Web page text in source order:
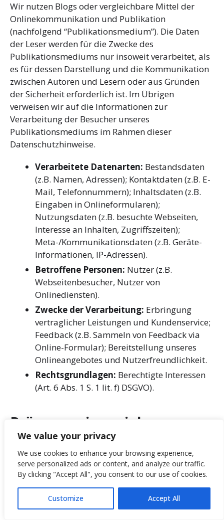
We value your privacy
We use cookies to enhance your browsing experience,
serve personalized ads or content, and analyze our traffic.
By clicking "Accept All", you consent to our use of cookies.
Customize Accept All
Wir nutzen Blogs oder vergleichbare Mittel der
Onlinekommunikation und Publikation
(nachfolgend “Publikationsmedium”). Die Daten
der Leser werden für die Zwecke des
Publikationsmediums nur insoweit verarbeitet, als
es für dessen Darstellung und die Kommunikation
zwischen Autoren und Lesern oder aus Gründen
der Sicherheit erforderlich ist. Im Übrigen
verweisen wir auf die Informationen zur
Verarbeitung der Besucher unseres
Publikationsmediums im Rahmen dieser
Datenschutzhinweise.
Verarbeitete Datenarten: Bestandsdaten
(z.B. Namen, Adressen); Kontaktdaten (z.B. E-
Mail, Telefonnummern); Inhaltsdaten (z.B.
Eingaben in Onlineformularen);
Nutzungsdaten (z.B. besuchte Webseiten,
Interesse an Inhalten, Zugriffszeiten);
Meta-/Kommunikationsdaten (z.B. Geräte-
Informationen, IP-Adressen).
Betroffene Personen: Nutzer (z.B.
Webseitenbesucher, Nutzer von
Onlinediensten).
Zwecke der Verarbeitung: Erbringung
vertraglicher Leistungen und Kundenservice;
Feedback (z.B. Sammeln von Feedback via
Online-Formular); Bereitstellung unseres
Onlineangebotes und Nutzerfreundlichkeit.
Rechtsgrundlagen: Berechtigte Interessen
(Art. 6 Abs. 1 S. 1 lit. f) DSGVO).
Präsenzen in sozialen
Netzwerken (Social Media)
Wir unterhalten Onlinepräsenzen innerhalb
sozialer Netzwerke und verarbeiten in diesem
Rahmen Daten der Nutzer, um mit den dort aktiven
Nutzern zu kommunizieren oder um Informationen